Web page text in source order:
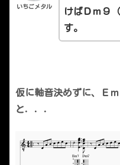
いちごメタル
けばＤｍ９
す。
仮に軸音決めずに、Ｅ
と．．．